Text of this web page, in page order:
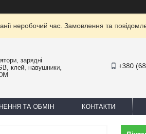
неробочий час. Замовлення та
зарядні
клей, навушники,
+380
ТА ОБМІН КОНТАКТИ